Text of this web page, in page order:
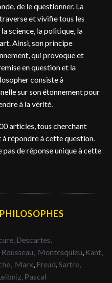
de le questionner. La
et vivifie tous les
science, la politique, la
Ainsi, son principe
qui provoque et
en question et la
consiste à
sur son étonnement pour
à la vérité.
articles, tous cherchant
répondre à cette question.
pas de réponse unique à cette
Descartes,
Rousseau, Montesquieu, Kant,
Marx, Freud,Sartre,
Pascal